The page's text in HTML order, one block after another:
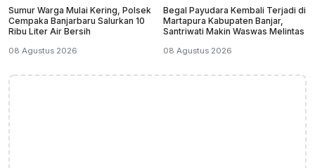
Sumur Warga Mulai Kering, Polsek
Cempaka Banjarbaru Salurkan 10
Ribu Liter Air Bersih
08 Agustus 2026
Begal Payudara Kembali Terjadi di
Martapura Kabupaten Banjar,
Santriwati Makin Waswas Melintas
08 Agustus 2026